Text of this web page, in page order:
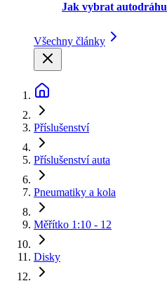
Jak vybrat autodráhu
Všechny články
Příslušenství
Příslušenství auta
Pneumatiky a kola
Měřítko 1:10 - 12
Disky